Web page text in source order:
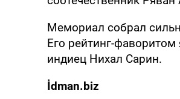
Мемориал собрал
Его рейтинг-фаворитом
индиец Нихал Сарин.
İdman.biz